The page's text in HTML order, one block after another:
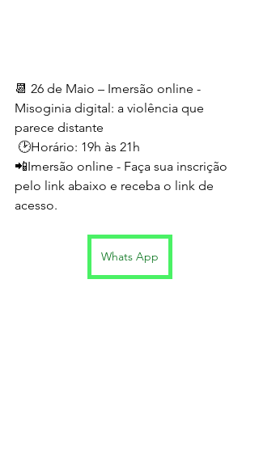
📆 26 de Maio – Imersão online -
Misoginia digital: a violência que
parece distante
🕑Horário: 19h às 21h
📲Imersão online - Faça sua inscrição
pelo link abaixo e receba o link de
acesso.
Whats App